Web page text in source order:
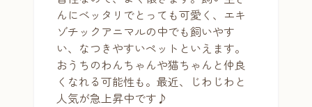
んにベッタリでとっても可愛く、エキ
ゾチックアニマルの中でも飼いやす
い、なつきやすいペットといえます。
おうちのわんちゃんや猫ちゃんと仲良
くなれる可能性も。最近、じわじわと
人気が急上昇中です♪